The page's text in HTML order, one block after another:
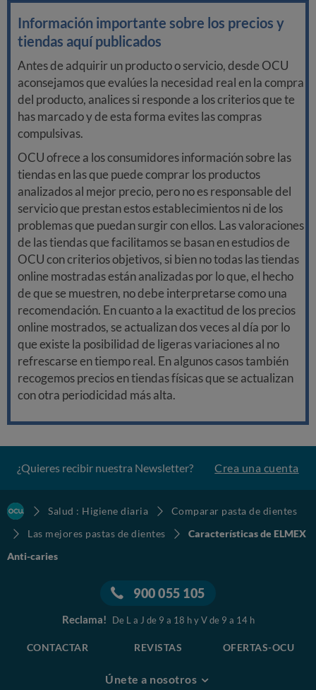
Información importante sobre los precios y
tiendas aquí publicados
Antes de adquirir un producto o servicio, desde OCU
aconsejamos que evalúes la necesidad real en la compra
del producto, analices si responde a los criterios que te
has marcado y de esta forma evites las compras
compulsivas.
OCU ofrece a los consumidores información sobre las
tiendas en las que puede comprar los productos
analizados al mejor precio, pero no es responsable del
servicio que prestan estos establecimientos ni de los
problemas que puedan surgir con ellos. Las valoraciones
de las tiendas que facilitamos se basan en estudios de
OCU con criterios objetivos, si bien no todas las tiendas
online mostradas están analizadas por lo que, el hecho
de que se muestren, no debe interpretarse como una
recomendación. En cuanto a la exactitud de los precios
online mostrados, se actualizan dos veces al día por lo
que existe la posibilidad de ligeras variaciones al no
refrescarse en tiempo real. En algunos casos también
recogemos precios en tiendas físicas que se actualizan
con otra periodicidad más alta.
¿Quieres recibir nuestra Newsletter? Crea una cuenta
Salud : Higiene diaria
Comparar pasta de dientes
Las mejores pastas de dientes
Características de ELMEX
Anti-caries
900 055 105
Reclama! De L a J de 9 a 18 h y V de 9 a 14 h
CONTACTAR REVISTAS OFERTAS-OCU
Únete a nosotros